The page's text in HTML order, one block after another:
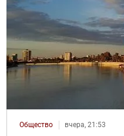
Общество вчера, 21:53